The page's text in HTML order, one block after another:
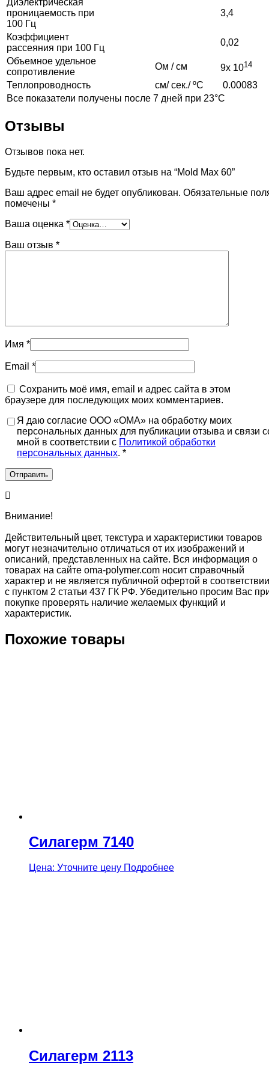
проницаемость при
100 Гц
3,4
Коэффициент
рассеяния при 100 Гц
0,02
Объемное удельное
сопротивление
Ом / см 9х 1014
Теплопроводность см/ сек./ ºC
0.00083
Все показатели получены после 7 дней при 23°С
Отзывы
Отзывов пока нет.
Будьте первым, кто оставил отзыв на “Mold Max 60”
Ваш адрес email не будет опубликован. Обязательные
помечены *
Ваша оценка *
Ваш отзыв *
Имя *
Email *
Сохранить моё имя, email и адрес сайта в этом
браузере для последующих моих комментариев.
Я даю согласие ООО «ОМА» на обработку моих
персональных данных для публикации отзыва и связи
мной в соответствии с Политикой обработки
персональных данных. *
Внимание!
Действительный цвет, текстура и характеристики товаров
могут незначительно отличаться от их изображений и
описаний, представленных на сайте. Вся информация о
товарах на сайте oma-polymer.com носит справочный
характер и не является публичной офертой в соответствии
с пунктом 2 статьи 437 ГК РФ. Убедительно просим Вас
покупке проверять наличие желаемых функций и
характеристик.
Похожие товары
Силагерм 7140
Цена: Уточните цену Подробнее
Силагерм 2113